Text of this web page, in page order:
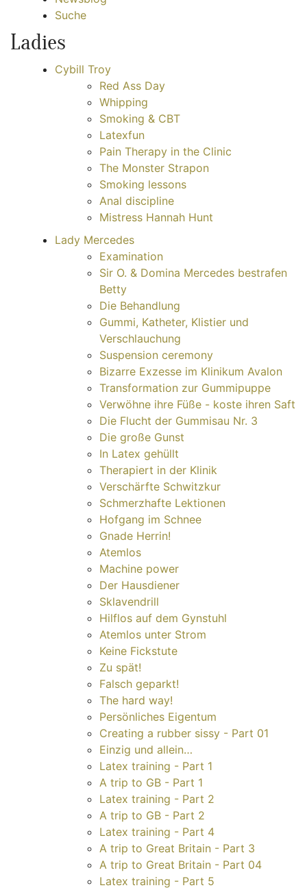
Suche
Ladies
Cybill Troy
Red Ass Day
Whipping
Smoking & CBT
Latexfun
Pain Therapy in the Clinic
The Monster Strapon
Smoking lessons
Anal discipline
Mistress Hannah Hunt
Lady Mercedes
Examination
Sir O. & Domina Mercedes bestrafen
Betty
Die Behandlung
Gummi, Katheter, Klistier und
Verschlauchung
Suspension ceremony
Bizarre Exzesse im Klinikum Avalon
Transformation zur Gummipuppe
Verwöhne ihre Füße - koste ihren Saft
Die Flucht der Gummisau Nr. 3
Die große Gunst
In Latex gehüllt
Therapiert in der Klinik
Verschärfte Schwitzkur
Schmerzhafte Lektionen
Hofgang im Schnee
Gnade Herrin!
Atemlos
Machine power
Der Hausdiener
Sklavendrill
Hilflos auf dem Gynstuhl
Atemlos unter Strom
Keine Fickstute
Zu spät!
Falsch geparkt!
The hard way!
Persönliches Eigentum
Creating a rubber sissy - Part 01
Einzig und allein…
Latex training - Part 1
A trip to GB - Part 1
Latex training - Part 2
A trip to GB - Part 2
Latex training - Part 4
A trip to Great Britain - Part 3
A trip to Great Britain - Part 04
Latex training - Part 5